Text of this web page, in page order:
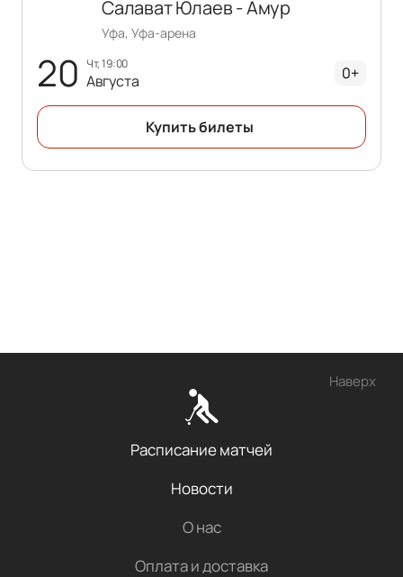
20 чт, 19:00
Августа
Салават Юлаев - Амур
Уфа, Уфа-арена
0+
Купить билеты
Наверх
Расписание матчей
Новости
О нас
Оплата и доставка